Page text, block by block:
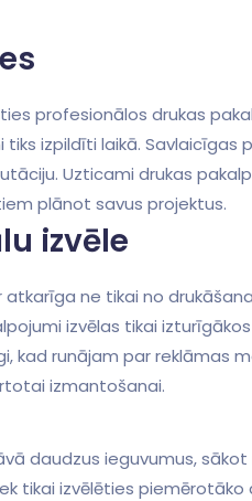
profesionālos drukas
izpildīti laikā. Savlaicīgas
⁢Uzticami drukas
plānot savus ​projektus.
⁤izvēle
ne tikai no
izvēlas tikai
kad runājam par reklāmas
izmantošanai.
daudzus ieguvumus,
tikai izvēlēties